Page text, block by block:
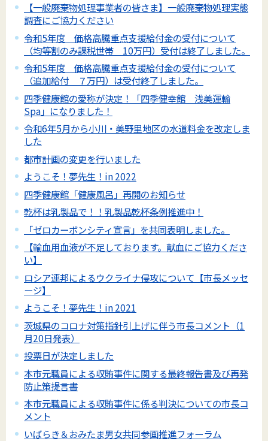
【一般廃棄物処理事業者の皆さま】一般廃棄物処理実態
調査にご協力ください
令和5年度 価格高騰重点支援給付金の受付について
（均等割のみ課税世帯 10万円）受付は終了しました。
令和5年度 価格高騰重点支援給付金の受付について
（追加給付 ７万円）は受付終了しました。
四季健康館の愛称が決定！「四季健幸館 浅美運輸
Spa」になりました！
令和6年5月から小川・美野里地区の水道料金を改定しま
した
都市計画の変更を行いました
ようこそ！夢先生！in 2022
四季健康館「健康風呂」再開のお知らせ
乾杯は乳製品で！！乳製品乾杯条例推進中！
「ゼロカーボンシティ宣言」を共同表明しました。
【輸血用血液が不足しております。献血にご協力くださ
い】
ロシア連邦によるウクライナ侵攻について【市長メッセ
ージ】
ようこそ！夢先生！in 2021
茨城県のコロナ対策指針引上げに伴う市長コメント（1
月20日発表）
投票日が決定しました
本市元職員による収賄事件に関する最終報告書及び再発
防止策提言書
本市元職員による収賄事件に係る判決についての市長コ
メント
いばらき＆おみたま男女共同参画推進フォーラム